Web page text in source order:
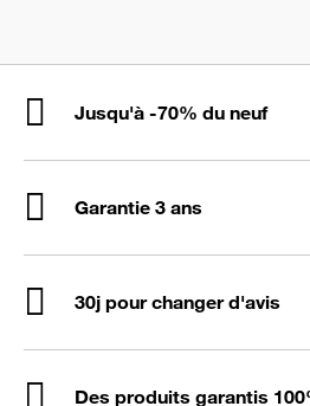
Jusqu'à -70% du neuf
Garantie 3 ans
30j pour changer d'avis
Des produits garantis